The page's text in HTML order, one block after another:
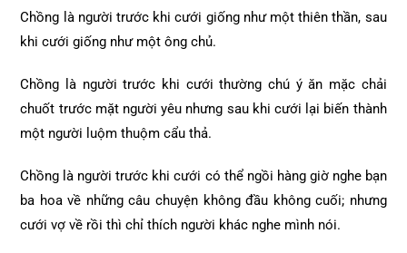
Chồng là người trước khi cưới giống như một thiên thần, sau
khi cưới giống như một ông chủ.
Chồng là người trước khi cưới thường chú ý ăn mặc chải
chuốt trước mặt người yêu nhưng sau khi cưới lại biến thành
một người luộm thuộm cẩu thả.
Chồng là người trước khi cưới có thể ngồi hàng giờ nghe bạn
ba hoa về những câu chuyện không đầu không cuối; nhưng
cưới vợ về rồi thì chỉ thích người khác nghe mình nói.